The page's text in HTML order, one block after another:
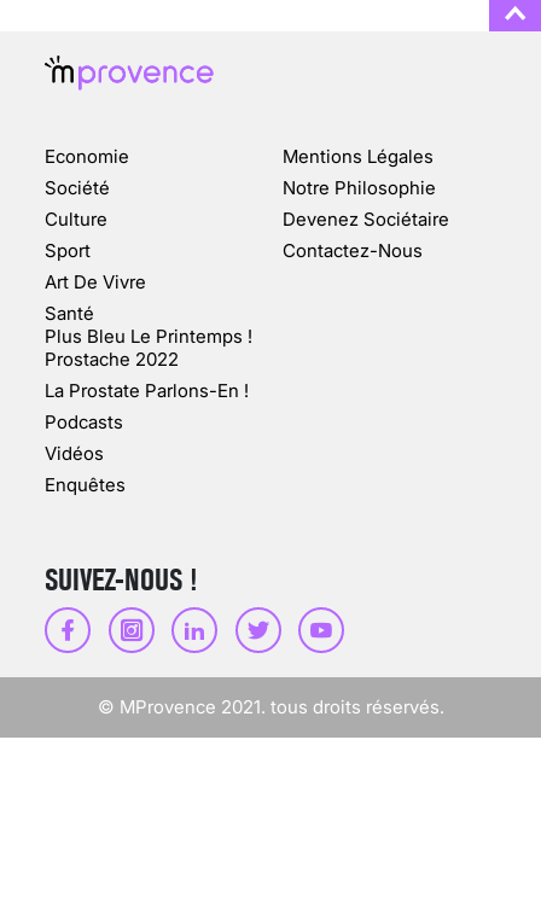
FAIT SURFACE À
MARSEILLE (1/5)
10 jan 2022
SCANNER, IRM, RADIO,
ÉCHO : DES IMAGES
POUR TOUTES LES
MALADIES
18 juil 2022
Economie
Société
Culture
Sport
Art De Vivre
Santé
Plus Bleu Le Printemps !
Prostache 2022
La Prostate Parlons-En !
Podcasts
Vidéos
Enquêtes
Mentions Légales
Notre Philosophie
Devenez Sociétaire
Contactez-Nous
SUIVEZ-NOUS !
© MProvence 2021. tous droits réservés.